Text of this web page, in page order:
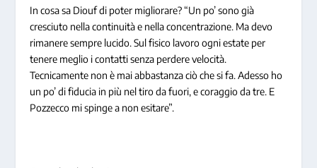
In cosa sa Diouf di poter migliorare? “Un po’ sono già
cresciuto nella continuità e nella concentrazione. Ma devo
rimanere sempre lucido. Sul fisico lavoro ogni estate per
tenere meglio i contatti senza perdere velocità.
Tecnicamente non è mai abbastanza ciò che si fa. Adesso ho
un po’ di fiducia in più nel tiro da fuori, e coraggio da tre. E
Pozzecco mi spinge a non esitare”.